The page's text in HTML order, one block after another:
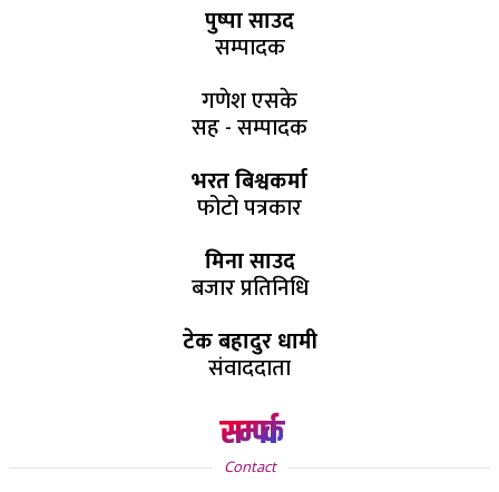
पुष्पा साउद
सम्पादक
गणेश एसके
सह - सम्पादक
भरत बिश्वकर्मा
फोटो पत्रकार
मिना साउद
बजार प्रतिनिधि
टेक बहादुर धामी
संवाददाता
सम्पर्क
Contact